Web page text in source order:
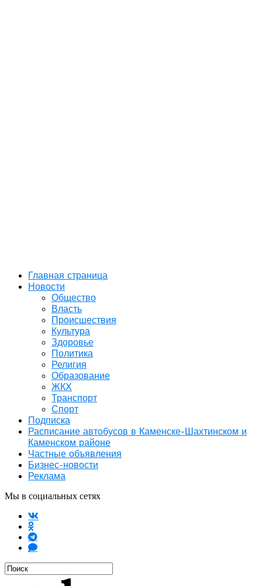
Главная страница
Новости
Общество
Власть
Происшествия
Культура
Здоровье
Политика
Религия
Образование
ЖКХ
Транспорт
Спорт
Подписка
Расписание автобусов в Каменске-Шахтинском и
Каменском районе
Частные объявления
Бизнес-новости
Реклама
Мы в социальных сетях